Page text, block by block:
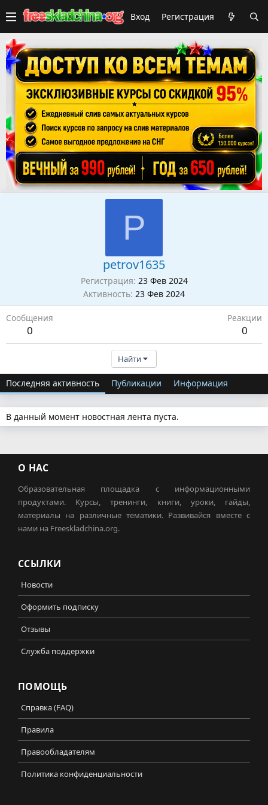
Вход Регистрация
P
petrov1635
Регистрация 23 Фев 2024
Активность 23 Фев 2024
Сообщения
0
Реакции
0
Найти
Последняя активность Публикации Информация
В данный момент новостная лента пуста.
О НАС
Образовательная площадка с информационными
продуктами. Курсы, тренинги, книги, уроки, гайды,
материалы на различные тематики. Развивайся вместе с
нами на Freeskladchina.org.
ССЫЛКИ
Новости
Оформить подписку
Отзывы
Служба поддержки
ПОМОЩЬ
Справка (FAQ)
Правила
Правообладателям
Политика конфиденциальности